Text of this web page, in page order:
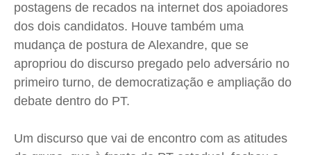
postagens de recados na internet dos apoiadores
dos dois candidatos. Houve também uma
mudança de postura de Alexandre, que se
apropriou do discurso pregado pelo adversário no
primeiro turno, de democratização e ampliação do
debate dentro do PT.
Um discurso que vai de encontro com as atitudes